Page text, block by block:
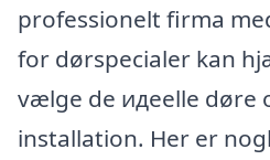
professionelt firma
for dørspecialer kan
vælge de идеelle døre
installation. Her er